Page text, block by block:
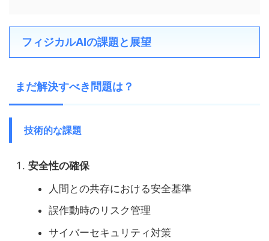
フィジカルAIの課題と展望
まだ解決すべき問題は？
技術的な課題
安全性の確保
人間との共存における安全基準
誤作動時のリスク管理
サイバーセキュリティ対策